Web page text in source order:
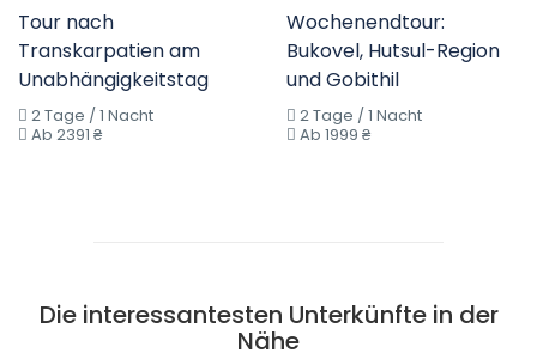
Tour nach
Transkarpatien am
Unabhängigkeitstag
2 Tage / 1 Nacht
Ab 2391 ₴
Wochenendtour:
Bukovel, Hutsul-Region
und Gobithil
2 Tage / 1 Nacht
Ab 1999 ₴
Die interessantesten Unterkünfte in der
Nähe